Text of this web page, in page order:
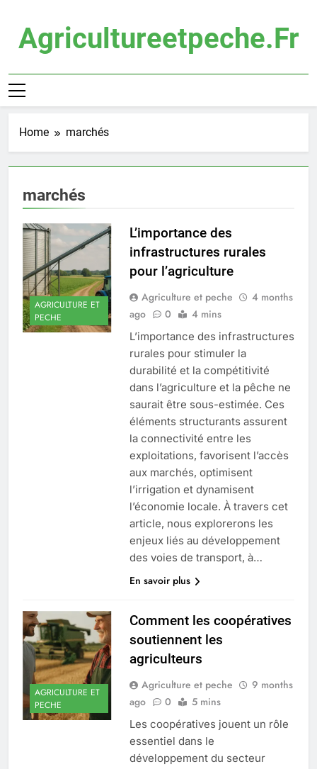
contentAgricultureetpeche.fr
Home marchés
marchés
AGRICULTURE ET
PECHE
L’importance des
infrastructures rurales
pour l’agriculture
Agriculture et peche
4 months
ago
0 4 mins
L’importance des infrastructures
rurales pour stimuler la
durabilité et la compétitivité
dans l’agriculture et la pêche ne
saurait être sous-estimée. Ces
éléments structurants assurent
la connectivité entre les
exploitations, favorisent l’accès
aux marchés, optimisent
l’irrigation et dynamisent
l’économie locale. À travers cet
article, nous explorerons les
enjeux liés au développement
des voies de transport, à…
En savoir plus
AGRICULTURE ET
PECHE
Comment les coopératives
soutiennent les
agriculteurs
Agriculture et peche
9 months
ago
0 5 mins
Les coopératives jouent un rôle
essentiel dans le
développement du secteur